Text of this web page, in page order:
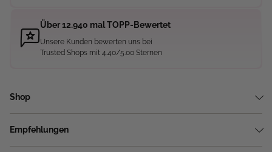
Über 12.940 mal TOPP-Bewertet
Unsere Kunden bewerten uns bei
Trusted Shops mit 4.40/5.00 Sternen
Shop
Empfehlungen